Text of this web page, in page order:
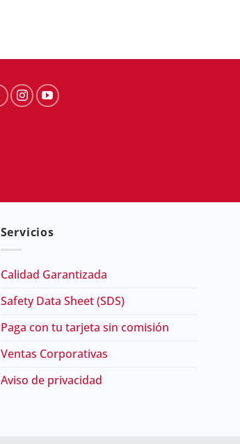
Servicios
Calidad Garantizada
Safety Data Sheet (SDS)
Paga con tu tarjeta sin comisión
Ventas Corporativas
Aviso de privacidad